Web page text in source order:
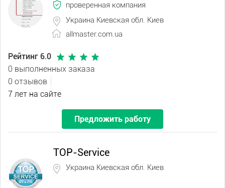
проверенная компания
Украина Киевская обл. Киев
allmaster.com.ua
Рейтинг 6.0
0 выполненных заказа
0 отзывов
7 лет на сайте
Предложить работу
TOP-Service
Украина Киевская обл. Киев